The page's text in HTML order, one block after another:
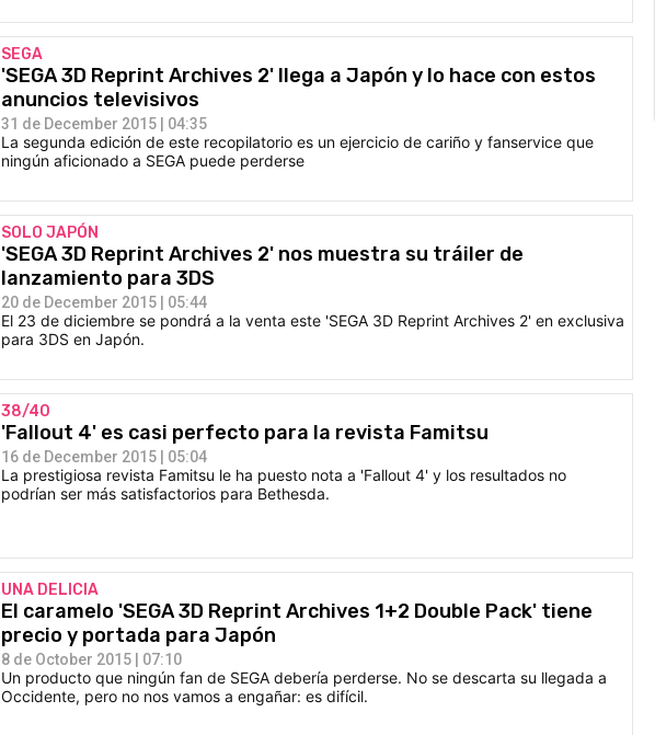
SEGA
'SEGA 3D Reprint Archives 2' llega a Japón y lo hace con estos
anuncios televisivos
31 de December 2015 | 04:35
La segunda edición de este recopilatorio es un ejercicio de cariño y fanservice que
ningún aficionado a SEGA puede perderse
SOLO JAPÓN
'SEGA 3D Reprint Archives 2' nos muestra su tráiler de
lanzamiento para 3DS
20 de December 2015 | 05:44
El 23 de diciembre se pondrá a la venta este 'SEGA 3D Reprint Archives 2' en exclusiva
para 3DS en Japón.
38/40
'Fallout 4' es casi perfecto para la revista Famitsu
16 de December 2015 | 05:04
La prestigiosa revista Famitsu le ha puesto nota a 'Fallout 4' y los resultados no
podrían ser más satisfactorios para Bethesda.
UNA DELICIA
El caramelo 'SEGA 3D Reprint Archives 1+2 Double Pack' tiene
precio y portada para Japón
8 de October 2015 | 07:10
Un producto que ningún fan de SEGA debería perderse. No se descarta su llegada a
Occidente, pero no nos vamos a engañar: es difícil.